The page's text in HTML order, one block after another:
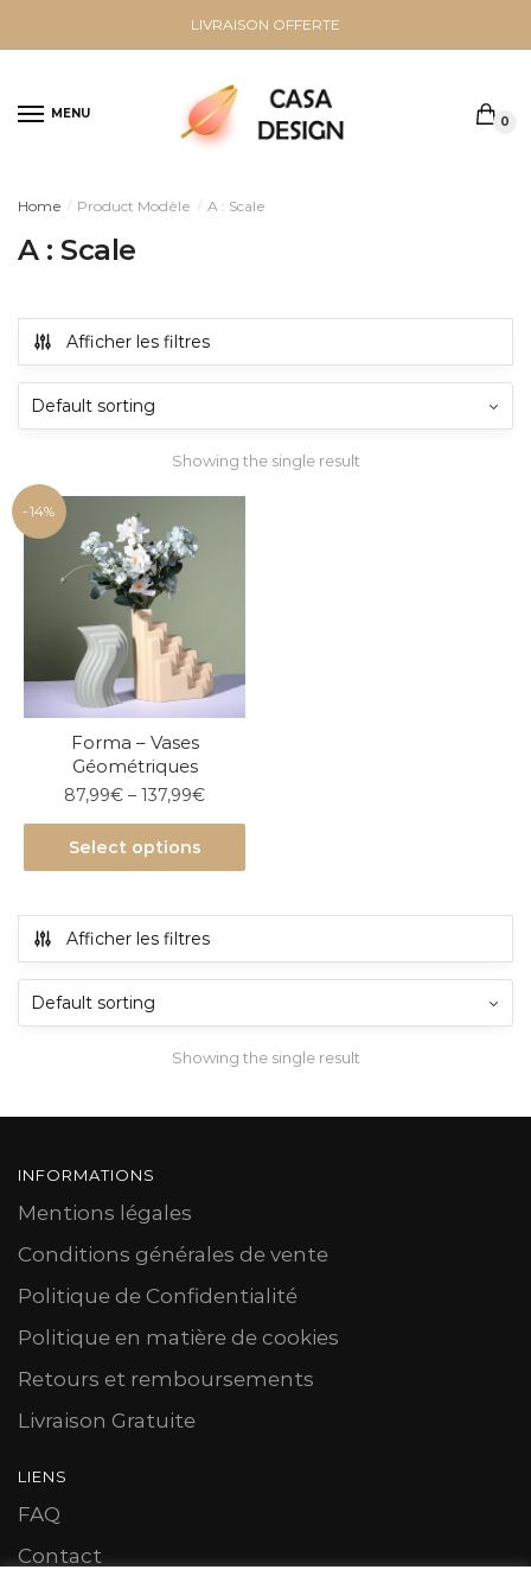
LIVRAISON OFFERTE
MENU
0
Home / Product Modèle / A : Scale
A : Scale
Afficher les filtres
Showing the single result
-14%
Forma – Vases
Géométriques
87,99€ –137,99€
Select options
Afficher les filtres
Showing the single result
INFORMATIONS
Mentions légales
Conditions générales de vente
Politique de Confidentialité
Politique en matière de cookies
Retours et remboursements
Livraison Gratuite
LIENS
FAQ
Contact